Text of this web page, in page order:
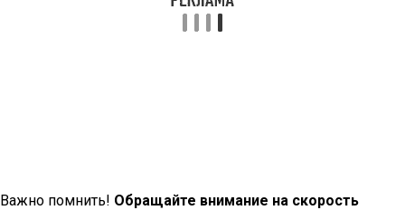
Важно помнить! Обращайте внимание на скорость